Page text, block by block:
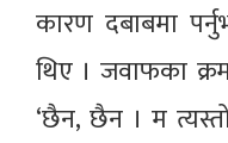
कारण दबाबमा
थिए । जवाफका
‘छैन, छैन । म